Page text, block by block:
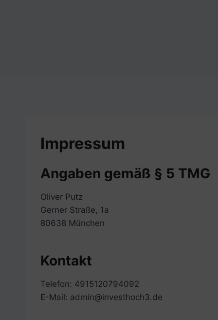
Impressum
Angaben gemäß § 5 TMG
Oliver Putz
Gerner Straße, 1a
80638 München
Kontakt
Telefon: 4915120794092
E-Mail: admin@investhoch3.de